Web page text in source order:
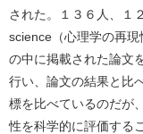
された。１３６人、１
science（心理学の再
の中に掲載された論文
行い、論文の結果と比
標を比べているのだが
性を科学的に評価する